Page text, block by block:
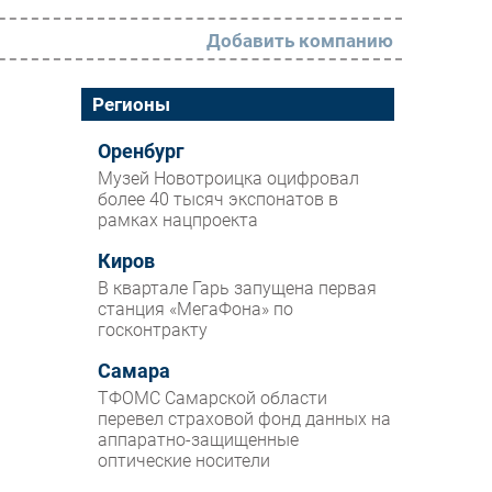
РАЗДЕЛЫ
Новости
Аналитика
Интервью
Мероприятия
Проекты
IT класс
Тестовый стенд
Каталог компаний
Добавить компанию
Регионы
Оренбург
Музей Новотроицка оцифровал
более 40 тысяч экспонатов в
рамках нацпроекта
Киров
В квартале Гарь запущена первая
станция «МегаФона» по
госконтракту
Самара
ТФОМС Самарской области
перевел страховой фонд данных на
аппаратно-защищенные
оптические носители